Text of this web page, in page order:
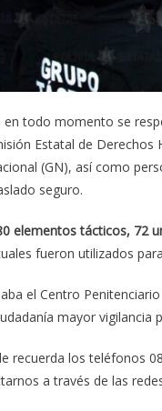
todo momento se
Estatal de
(GN), así como
seguro.
elementos tácticos, 72
fueron utilizados
el Centro
mayor vigilancia
recuerda los teléfonos
a través de las